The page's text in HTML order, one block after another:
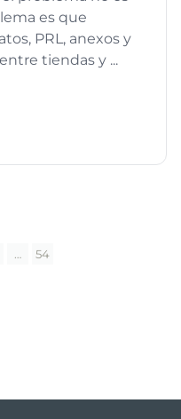
es que
PRL, anexos y
tiendas y ...
… 54